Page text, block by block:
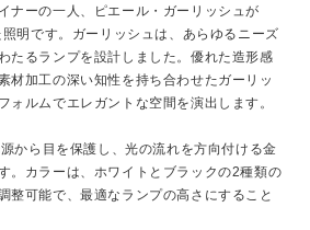
ナーの一人、ピエール・ガーリッシュが
明です。ガーリッシュは、あらゆるニーズ
たるランプを設計しました。優れた造形感
材加工の深い知性を持ち合わせたガーリッ
ォルムでエレガントな空間を演出します。
から目を保護し、光の流れを方向付ける金
。カラーは、ホワイトとブラックの2種類の
整可能で、最適なランプの高さにすること